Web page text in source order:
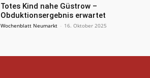
Totes Kind nahe Güstrow –
Obduktionsergebnis erwartet
Wochenblatt Neumarkt - 16. Oktober 2025